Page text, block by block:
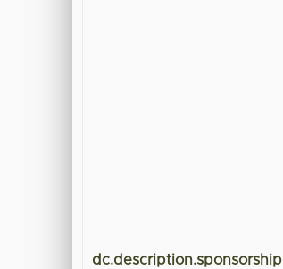
dc.description.sponsorship